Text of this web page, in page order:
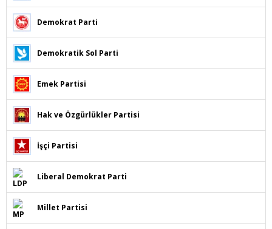
Demokrat Parti
Demokratik Sol Parti
Emek Partisi
Hak ve Özgürlükler Partisi
İşçi Partisi
Liberal Demokrat Parti
Millet Partisi